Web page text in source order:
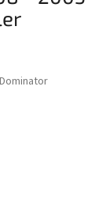
Dominator